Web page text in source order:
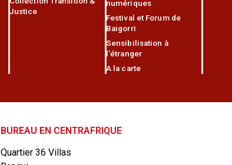
Justice
numériques
Festival et Forum de
Baigorri
Sensibilisation à
l'étranger
A la carte
BUREAU EN CENTRAFRIQUE
Quartier 36 Villas